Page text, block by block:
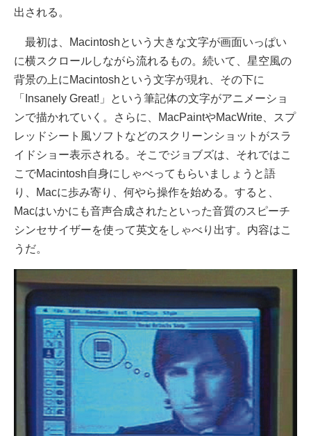
出される。
最初は、Macintoshという大きな文字が画面いっぱい
に横スクロールしながら流れるもの。続いて、星空風の
背景の上にMacintoshという文字が現れ、その下に
「Insanely Great!」という筆記体の文字がアニメーショ
ンで描かれていく。さらに、MacPaintやMacWrite、スプ
レッドシート風ソフトなどのスクリーンショットがスラ
イドショー表示される。そこでジョブズは、それではこ
こでMacintosh自身にしゃべってもらいましょうと語
り、Macに歩み寄り、何やら操作を始める。すると、
Macはいかにも音声合成されたといった音質のスピーチ
シンセサイザーを使って英文をしゃべり出す。内容はこ
うだ。